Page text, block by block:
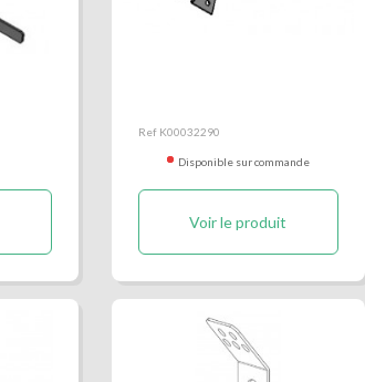
Ref K00032290
Disponible sur commande
Voir le produit